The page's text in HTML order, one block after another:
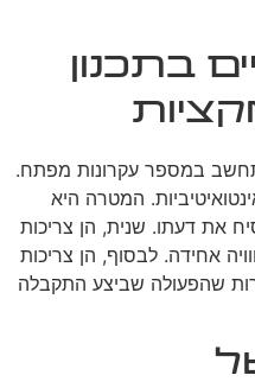
בתכנון
במספר עקרונות מפתח.
המטרה היא
את דעתו. שנית, הן צריכות
אחידה. לבסוף, הן צריכות
שהפעולה שביצע התקבלה